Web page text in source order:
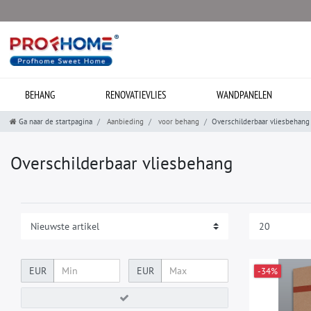
BEHANG RENOVATIEVLIES WANDPANELEN
Ga naar de startpagina Aanbieding voor behang Overschilderbaar vliesbehang
Overschilderbaar vliesbehang
EUR EUR -34%